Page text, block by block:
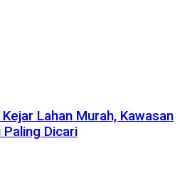
Lahan Murah, Kawasan
Dicari